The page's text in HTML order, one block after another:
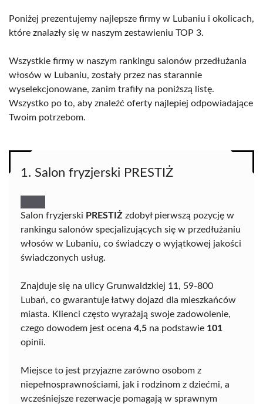
Poniżej prezentujemy najlepsze firmy w Lubaniu i okolicach,
które znalazły się w naszym zestawieniu TOP 3.
Wszystkie firmy w naszym rankingu salonów przedłużania
włosów w Lubaniu, zostały przez nas starannie
wyselekcjonowane, zanim trafiły na poniższą listę.
Wszystko po to, aby znaleźć oferty najlepiej odpowiadające
Twoim potrzebom.
1. Salon fryzjerski PRESTIŻ
Salon fryzjerski PRESTIŻ zdobył pierwszą pozycję w
rankingu salonów specjalizujących się w przedłużaniu
włosów w Lubaniu, co świadczy o wyjątkowej jakości
świadczonych usług.
Znajduje się na ulicy Grunwaldzkiej 11, 59-800
Lubań, co gwarantuje łatwy dojazd dla mieszkańców
miasta. Klienci często wyrażają swoje zadowolenie,
czego dowodem jest ocena 4,5 na podstawie 101
opinii.
Miejsce to jest przyjazne zarówno osobom z
niepełnosprawnościami, jak i rodzinom z dziećmi, a
wcześniejsze rezerwacje pomagają w sprawnym